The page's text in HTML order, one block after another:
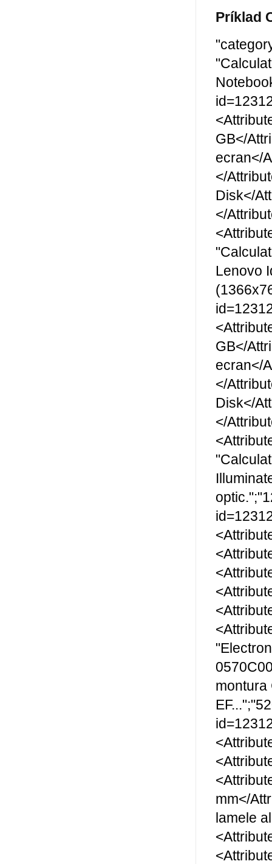
Príklad
GB</
ecran</
</
Disk</
</
Lenovo
GB</
ecran</
</
Disk</
</
montura
mm</
lamele